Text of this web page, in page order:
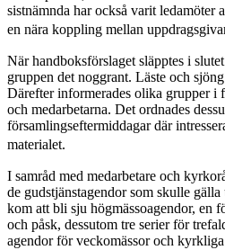
sistnämnda har också varit ledamöter
en nära koppling mellan
När handboksförslaget släpptes i
gruppen det noggrant. Läste och
Därefter informerades olika grupper i
och medarbetarna. Det ordnades
församlingseftermiddagar där
materialet.
I samråd med medarbetare och
de gudstjänstagendor som skulle
kom att bli sju högmässoagendor, en
och påsk, dessutom tre serier för
agendor för veckomässor och